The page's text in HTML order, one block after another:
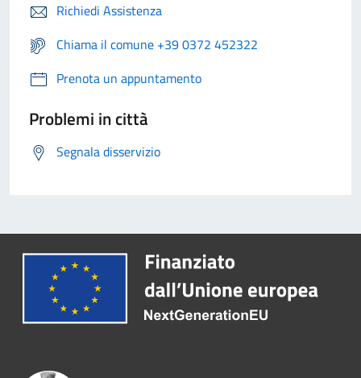
Richiedi Assistenza
Chiama il comune +39 0372 452322
Prenota un appuntamento
Problemi in città
Segnala disservizio